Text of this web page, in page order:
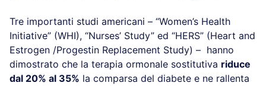
Tre importanti studi americani – “Women’s Health
Initiative” (WHI), “Nurses’ Study” ed “HERS” (Heart and
Estrogen /Progestin Replacement Study) – hanno
dimostrato che la terapia ormonale sostitutiva riduce
dal 20% al 35% la comparsa del diabete e ne rallenta